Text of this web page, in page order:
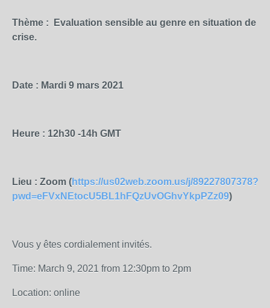
Thème :
Evaluation sensible au genre en situation de
crise.
Date : Mardi 9 mars 2021
Heure : 12h30 -14h GMT
Lieu : Zoom (https://us02web.zoom.us/j/89227807378?
pwd=eFVxNEtocU5BL1hFQzUvOGhvYkpPZz09)
Vous y êtes cordialement invités.
Time: March 9, 2021 from 12:30pm to 2pm
Location: online